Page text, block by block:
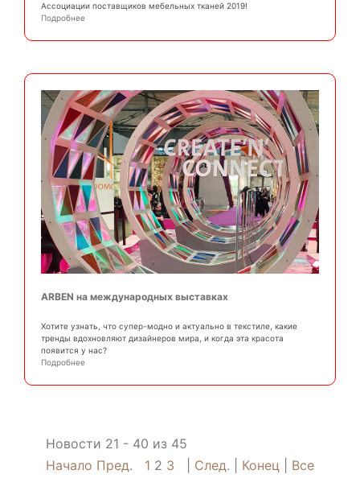
Ассоциации поставщиков мебельных тканей 2019!
Подробнее
ARBEN на международных выставках
Хотите узнать, что супер-модно и актуально в текстиле, какие
тренды вдохновляют дизайнеров мира, и когда эта красота
появится у нас?
Подробнее
Новости 21 - 40 из 45
Начало Пред. 1 2 3 След. Конец Все